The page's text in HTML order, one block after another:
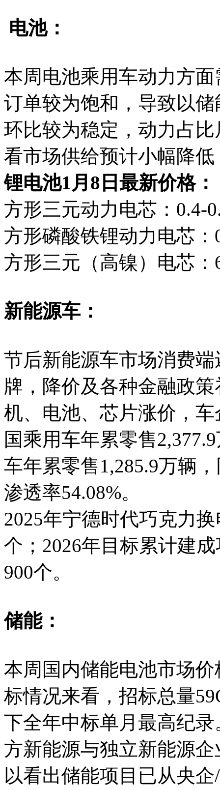
电池：
本周电池乘用车动力方
订单较为饱和，导致以
环比较为稳定，动力占
看市场供给预计小幅降
锂电池1月8日最新价格：
方形三元动力电芯：0.4-
方形磷酸铁锂动力电芯：
方形三元（高镍）电芯：
新能源车：
节后新能源车市场消费
牌，降价及各种金融政
机、电池、芯片涨价，
国乘用车年累零售
车年累零售1,285.9万辆
渗透率54.08%。
2025年宁德时代巧克力
个；2026年目标累计建
900个。
储能：
本周国内储能电池市场
标情况来看，招标总量
下全年中标单月最高纪
方新能源与独立新能源
以看出储能项目已从央